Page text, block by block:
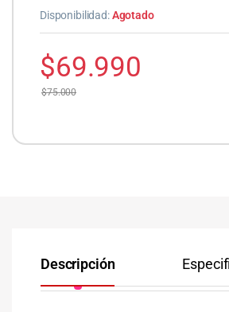
Disponibilidad:Agotado
$69.990
$75.000
Descripción